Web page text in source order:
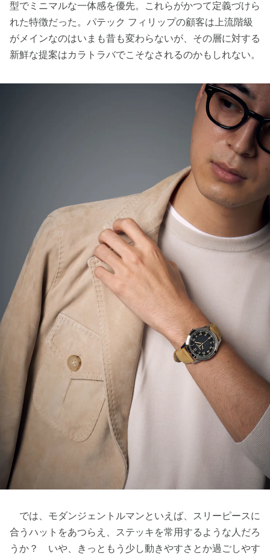
型でミニマルな一体感を優先。これらがかつて定義づけら
れた特徴だった。パテック フィリップの顧客は上流階級
がメインなのはいまも昔も変わらないが、その層に対する
新鮮な提案はカラトラバでこそなされるのかもしれない。
では、モダンジェントルマンといえば、スリーピースに
合うハットをあつらえ、ステッキを常用するような人だろ
うか？ いや、きっともう少し動きやすさとか過ごしやす